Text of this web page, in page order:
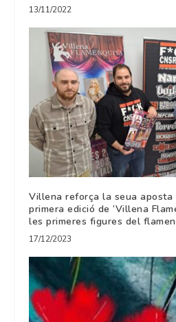
13/11/2022
Villena reforça la seua
primera edició de ‘Villena
les primeres figures del
17/12/2023